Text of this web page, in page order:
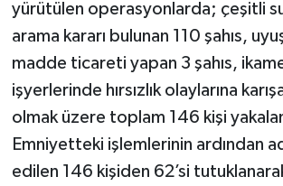
yürütülen operasyonlarda; çeşitli
arama kararı bulunan 110 şahıs,
madde ticareti yapan 3 şahıs,
işyerlerinde hırsızlık olaylarına
olmak üzere toplam 146 kişi
Emniyetteki işlemlerinin ardından
edilen 146 kişiden 62’si